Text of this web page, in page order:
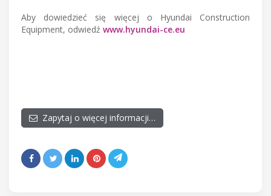
Aby dowiedzieć się więcej o Hyundai Construction
Equipment, odwiedź www.hyundai-ce.eu
Zapytaj o więcej informacji…